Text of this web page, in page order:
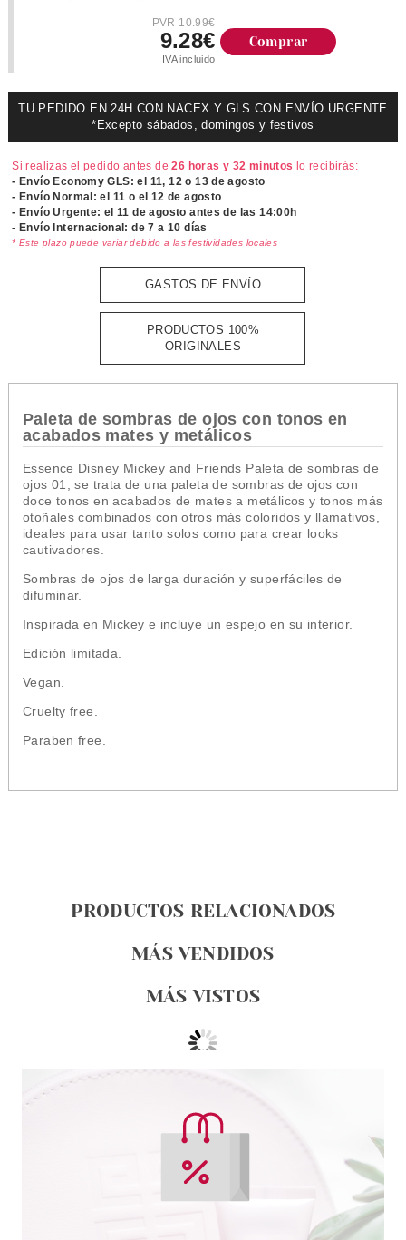
PVR 10.99€
9.28€
IVA incluido
Comprar
TU PEDIDO EN 24H CON NACEX Y GLS CON ENVÍO URGENTE
*Excepto sábados, domingos y festivos
Si realizas el pedido antes de26 horas y 32 minutos lo recibirás:
- Envío Economy GLS: el 11, 12 o 13 de agosto
- Envío Normal: el 11 o el 12 de agosto
- Envío Urgente: el11 de agosto antes de las 14:00h
- Envío Internacional: de 7 a 10 días
* Este plazo puede variar debido a las festividades locales
GASTOS DE ENVÍO
PRODUCTOS 100%
ORIGINALES
Paleta de sombras de ojos con tonos en
acabados mates y metálicos
Essence Disney Mickey and Friends Paleta de sombras de
ojos 01, se trata de una paleta de sombras de ojos con
doce tonos en acabados de mates a metálicos y tonos más
otoñales combinados con otros más coloridos y llamativos,
ideales para usar tanto solos como para crear looks
cautivadores.
Sombras de ojos de larga duración y superfáciles de
difuminar.
Inspirada en Mickey e incluye un espejo en su interior.
Edición limitada.
Vegan.
Cruelty free.
Paraben free.
PRODUCTOS RELACIONADOS
MÁS VENDIDOS
MÁS VISTOS